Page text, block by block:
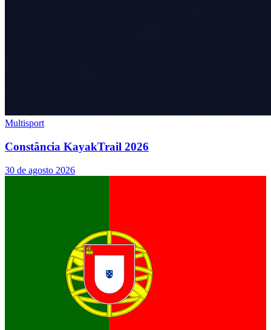
Multisport
Constância KayakTrail 2026
30 de agosto 2026